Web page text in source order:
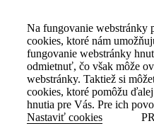
Na fungovanie webstránky
cookies, ktoré nám
fungovanie webstránky
odmietnuť, čo však môže
webstránky. Taktiež si
cookies, ktoré pomôžu
hnutia pre Vás. Pre ich
Nastaviť cookies